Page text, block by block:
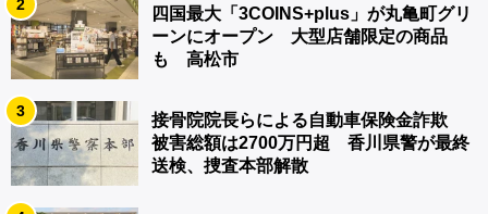
2
四国最大「3COINS+plus」が丸亀町グリ
ーンにオープン 大型店舗限定の商品
も 高松市
3
接骨院院長らによる自動車保険金詐欺
被害総額は2700万円超 香川県警が最終
送検、捜査本部解散